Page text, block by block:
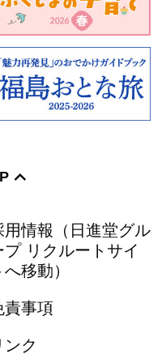
用情報（日進堂グル
プ リクルートサイ
へ移動）
責事項
ンク